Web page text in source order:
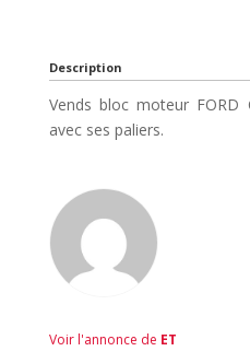
Description
Vends bloc moteur FORD
avec ses paliers.
Voir l'annonce de ET